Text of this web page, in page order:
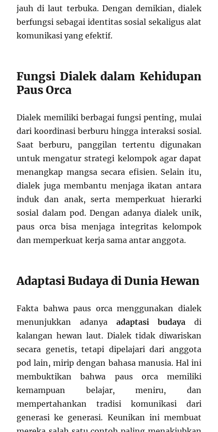
jauh di laut terbuka. Dengan demikian, dialek
berfungsi sebagai identitas sosial sekaligus alat
komunikasi yang efektif.
Fungsi Dialek dalam Kehidupan
Paus Orca
Dialek memiliki berbagai fungsi penting, mulai
dari koordinasi berburu hingga interaksi sosial.
Saat berburu, panggilan tertentu digunakan
untuk mengatur strategi kelompok agar dapat
menangkap mangsa secara efisien. Selain itu,
dialek juga membantu menjaga ikatan antara
induk dan anak, serta memperkuat hierarki
sosial dalam pod. Dengan adanya dialek unik,
paus orca bisa menjaga integritas kelompok
dan memperkuat kerja sama antar anggota.
Adaptasi Budaya di Dunia Hewan
Fakta bahwa paus orca menggunakan dialek
menunjukkan adanya adaptasi budaya di
kalangan hewan laut. Dialek tidak diwariskan
secara genetis, tetapi dipelajari dari anggota
pod lain, mirip dengan bahasa manusia. Hal ini
membuktikan bahwa paus orca memiliki
kemampuan belajar, meniru, dan
mempertahankan tradisi komunikasi dari
generasi ke generasi. Keunikan ini membuat